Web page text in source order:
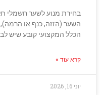
בחירת מנוע לשער חשמלי
השער (הזזה, כנף או הרמה),
הכלל המקצועי קובע שיש
קרא עוד »
יוני 16, 2026